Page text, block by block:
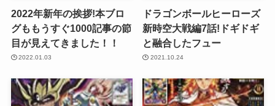
2022年新年の挨拶!本ブロ
グももうすぐ1000記事の節
目が見えてきました！！
2022.01.03
ドラゴンボールヒーローズ
新時空大戦編7話!ドギドギ
と融合したフュー
2021.10.24